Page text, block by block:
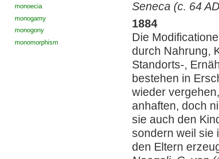
monoecia
monogamy
monogony
monomorphism
Seneca (c. 64
1884
Die
durch Nahrung,
Standorts-,
bestehen in
wieder
anhaften, doch
sie auch den
sondern weil sie
den Eltern